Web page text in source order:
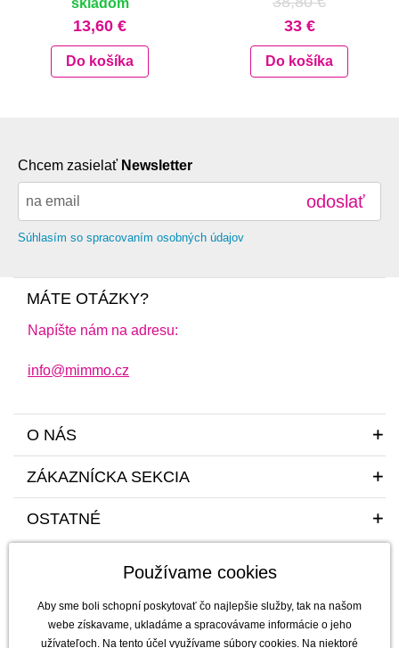
skladom
13,60 €
Do košíka
33 €
Do košíka
Chcem zasielať Newsletter
odoslať
Súhlasím so spracovaním osobných údajov
MÁTE OTÁZKY?
Napíšte nám na adresu:
info@mimmo.cz
O NÁS
ZÁKAZNÍCKA SEKCIA
OSTATNÉ
Používame cookies
Aby sme boli schopní poskytovať čo najlepšie služby, tak na našom
webe získavame, ukladáme a spracovávame informácie o jeho
užívateľoch. Na tento účel využívame súbory cookies. Na niektoré